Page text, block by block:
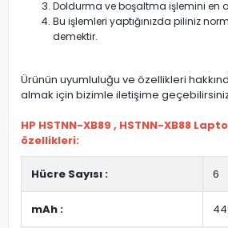
Doldurma ve boşaltma işlemini en
Bu işlemleri yaptığınızda piliniz
demektir.
Ürünün uyumluluğu ve özellikleri
almak için bizimle iletişime
HP HSTNN-XB89 , HSTNN-XB88
özellikleri:
Hücre Sayısı : 6
mAh :